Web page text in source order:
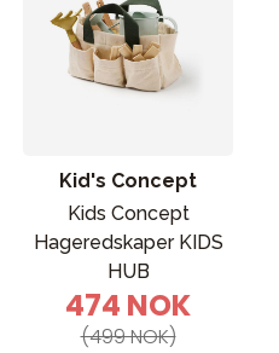
Kid's Concept
Kids Concept
Hageredskaper KIDS
HUB
474 NOK
(499 NOK)